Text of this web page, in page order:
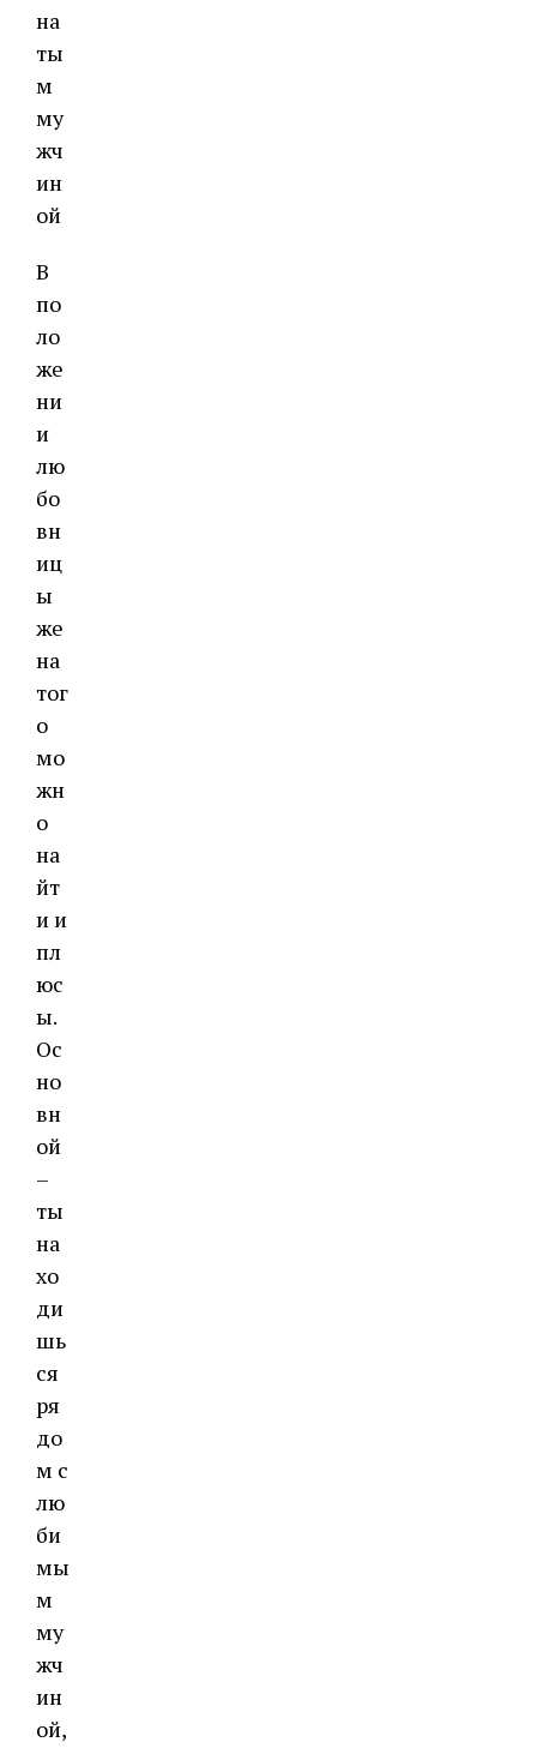
на
ты
м
му
жч
ин
ой
В
по
ло
же
ни
и
лю
бо
вн
иц
ы
же
на
тог
о
мо
жн
о
на
йт
и и
пл
юс
ы.
Ос
но
вн
ой
–
ты
на
хо
ди
шь
ся
ря
до
м с
лю
би
мы
м
му
жч
ин
ой,